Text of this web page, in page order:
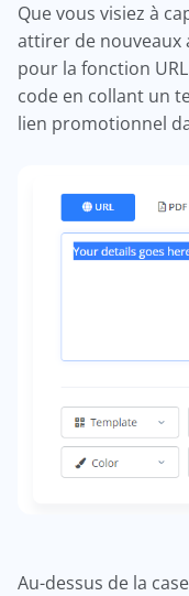
Que vous visiez à
attirer de nouveaux
pour la fonction
code en collant un
lien promotionnel
Au-dessus de la